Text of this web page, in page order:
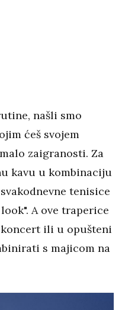
našli smo
ćeš svojem
zaigranosti. Za
kavu u kombinaciju
tenisice
A ove traperice
ili u opušteni
s majicom na